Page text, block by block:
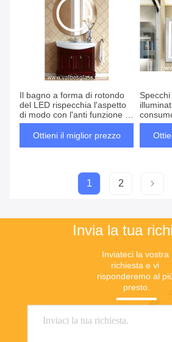
Il bagno a forma di rotondo
del LED rispecchia l'aspetto
di modo con l'anti funzione di
corrosione
Ottieni il miglior prezzo
del
1 2
Invia la tua
Inviateci la vostra
richiesta e vi
risponderemo al
presto.